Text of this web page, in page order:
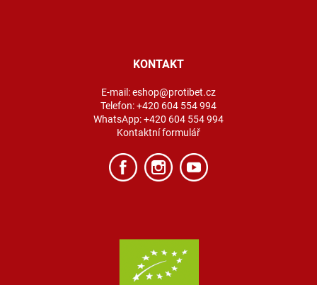
KONTAKT
E-mail:eshop@protibet.cz
Telefon:+420 604 554 994
WhatsApp:+420 604 554 994
Kontaktní formulář